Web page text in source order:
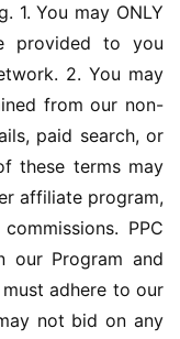
1. You may ONLY
provided to you
2. You may
from our non-
paid search, or
these terms may
affiliate program,
PPC
our Program and
adhere to our
not bid on any